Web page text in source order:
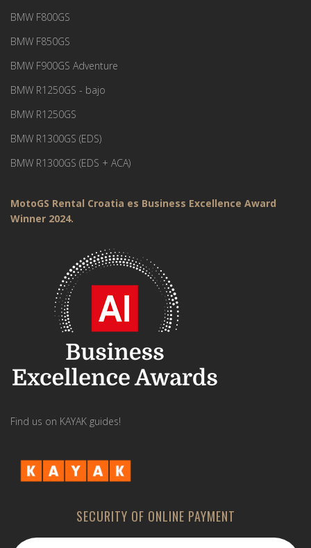
BMW F800GS
BMW F850GS
BMW F900GS Adventure
BMW R1250GS - bajo
BMW R1250GS
BMW R1300GS (EDS)
BMW R1300GS (EDS + ACA)
MotoGS Rental Croatia es Business Excellence Award
Winner 2024.
Find us on KAYAK guides!
SECURITY OF ONLINE PAYMENT